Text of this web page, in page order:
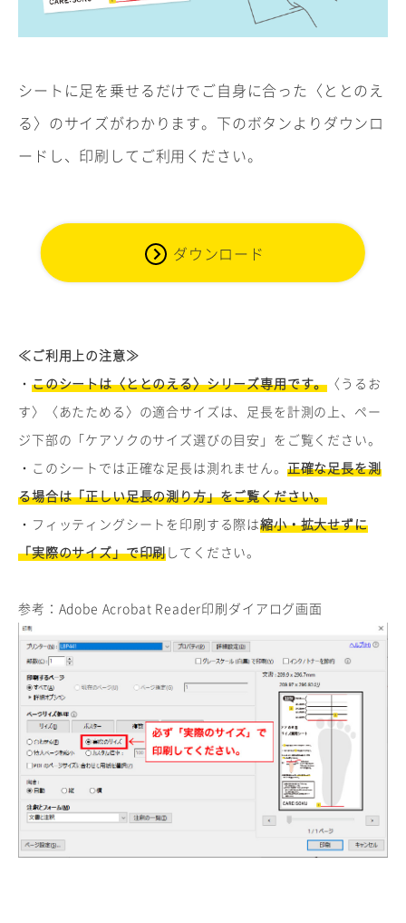
シートに足を乗せるだけでご自身に合った〈ととのえ
る〉のサイズがわかります。下のボタンよりダウンロ
ードし、印刷してご利用ください。
ダウンロード
≪ご利用上の注意≫
・ このシートは〈ととのえる〉シリーズ専用です。 〈うるお
す〉〈あたためる〉の適合サイズは、足長を計測の上、ペー
ジ下部の「ケアソクのサイズ選びの目安」をご覧ください。
・このシートでは正確な足長は測れません。 正確な足長を測
る場合は「正しい足長の測り方」をご覧ください。
・フィッティングシートを印刷する際は縮小・拡大せずに
「実際のサイズ」で印刷してください。
参考：Adobe Acrobat Reader印刷ダイアログ画面